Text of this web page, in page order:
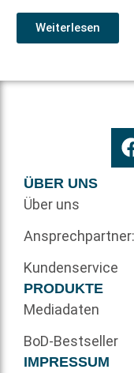
Weiterlesen
ÜBER UNS
Über uns
Kundenservice
PRODUKTE
Mediadaten
BoD-Bestseller
IMPRESSUM